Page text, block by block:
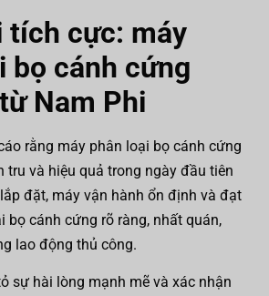
tích cực: máy
bọ cánh cứng
Nam Phi
rằng máy phân loại bọ cánh cứng
tru và hiệu quả trong ngày đầu tiên
đặt, máy vận hành ổn định và đạt
bọ cánh cứng rõ ràng, nhất quán,
lao động thủ công.
sự hài lòng mạnh mẽ và xác nhận